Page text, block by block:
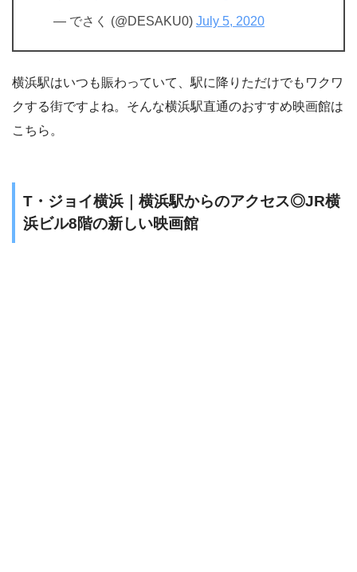
— でさく (@DESAKU0) July 5, 2020
横浜駅はいつも賑わっていて、駅に降りただけでもワクワ
クする街ですよね。そんな横浜駅直通のおすすめ映画館は
こちら。
T・ジョイ横浜｜横浜駅からのアクセス◎JR横
浜ビル8階の新しい映画館